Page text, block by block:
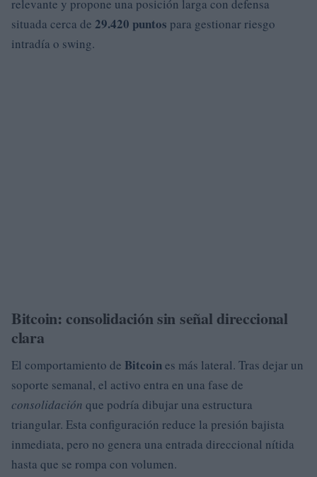
relevante y propone una posición larga con defensa
situada cerca de 29.420 puntos para gestionar riesgo
intradía o swing.
Bitcoin: consolidación sin señal direccional
clara
El comportamiento de Bitcoines más lateral. Tras dejar un
soporte semanal, el activo entra en una fase de
consolidación que podría dibujar una estructura
triangular. Esta configuración reduce la presión bajista
inmediata, pero no genera una entrada direccional nítida
hasta que se rompa con volumen.